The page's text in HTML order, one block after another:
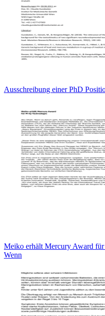
Ausschreibung einer PhD
Meiko erhält Mercury Award
Wenn